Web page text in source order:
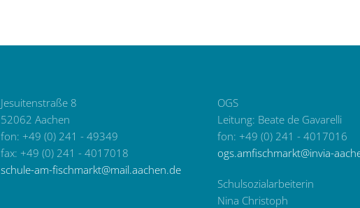
Jesuitenstraße 8
52062 Aachen
fon: +49 (0) 241 - 49349
fax: +49 (0) 241 - 4017018
schule-am-fischmarkt@mail.aachen.de
OGS
Leitung: Beate de Gavarelli
fon: +49 (0) 241 - 4017016
ogs.amfischmarkt@invia-
Schulsozialarbeiterin
Nina Christoph